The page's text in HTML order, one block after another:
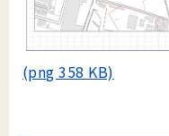
(png 358 KB)